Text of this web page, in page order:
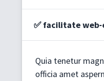
✅ facilitate
Quia tenetur
officia amet